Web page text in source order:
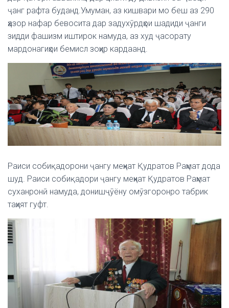
ҷанг рафта буданд.Умуман, аз кишвари мо беш аз 290
ҳазор нафар бевосита дар задухӯрдҳои шадиди ҷанги
зидди фашизм иштирок намуда, аз худ ҷасорату
мардонагиҳои бемисл зоҳир кардаанд.
Раиси собиқадорони ҷангу меҳнат Қудратов Раҳмат дода
шуд. Раиси собиқадори ҷангу меҳнат Қудратов Раҳмат
суханронӣ намуда, донишҷӯёну омӯзгоронро табрик
таҳият гуфт.